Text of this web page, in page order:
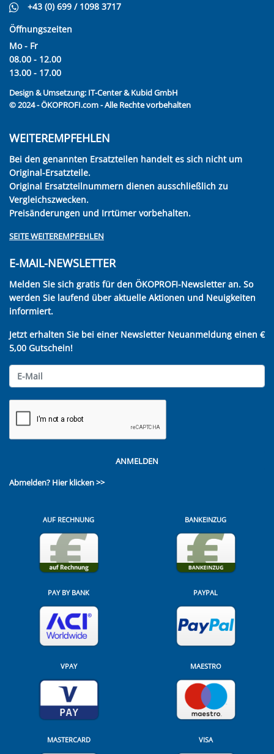
+43 (0) 699 / 1098 3717
Öffnungszeiten
Mo - Fr
08.00 - 12.00
13.00 - 17.00
Design & Umsetzung: IT-Center & Kubid GmbH
© 2024 - ÖKOPROFI.com - Alle Rechte vorbehalten
WEITEREMPFEHLEN
Bei den genannten Ersatzteilen handelt es sich nicht um
Original-Ersatzteile.
Original Ersatzteilnummern dienen ausschließlich zu
Vergleichszwecken.
Preisänderungen und Irrtümer vorbehalten.
SEITE WEITEREMPFEHLEN
E-MAIL-NEWSLETTER
Melden Sie sich gratis für den ÖKOPROFI-Newsletter an. So
werden Sie laufend über aktuelle Aktionen und Neuigkeiten
informiert.
Jetzt erhalten Sie bei einer Newsletter Neuanmeldung einen €
5,00 Gutschein!
ANMELDEN
Abmelden? Hier klicken >>
AUF RECHNUNG BANKEINZUG
PAY BY BANK PAYPAL
VPAY MAESTRO
MASTERCARD VISA